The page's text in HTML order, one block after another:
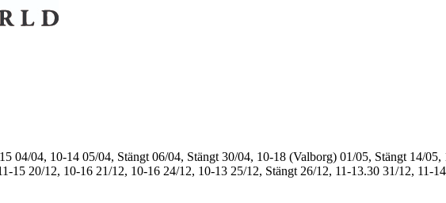
04/04, 10-14 05/04, Stängt 06/04, Stängt 30/04, 10-18 (Valborg) 01/05, Stängt 14/05,
15 20/12, 10-16 21/12, 10-16 24/12, 10-13 25/12, Stängt 26/12, 11-13.30 31/12, 11-14